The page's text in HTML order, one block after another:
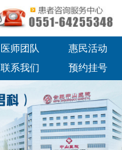
医师团队
惠民活动
联系我们 预约挂号